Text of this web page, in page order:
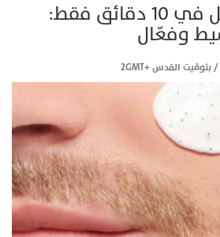
نضارة بشرة الرجل في 10 دقائق فقط:
وفعّال